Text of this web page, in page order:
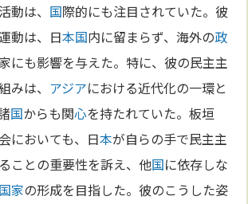
動は、 国際的にも注目されていた。彼
動は、日本国内に留まらず、海外の政
にも影響を与えた。特に、彼の民主主
みは、 アジアにおける近代化の一環と
国からも関心を持たれていた。板垣
においても、日本が自らの手で民主主
ことの重要性を訴え、他国に依存しな
国家の形成を目指した。彼のこうした姿